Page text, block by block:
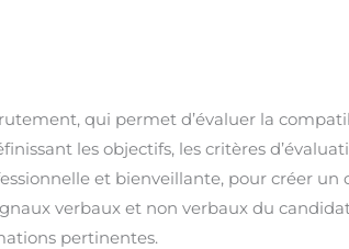
qui permet d’évaluer la
les objectifs, les critères
et bienveillante, pour créer un
verbaux et non verbaux du
pertinentes.